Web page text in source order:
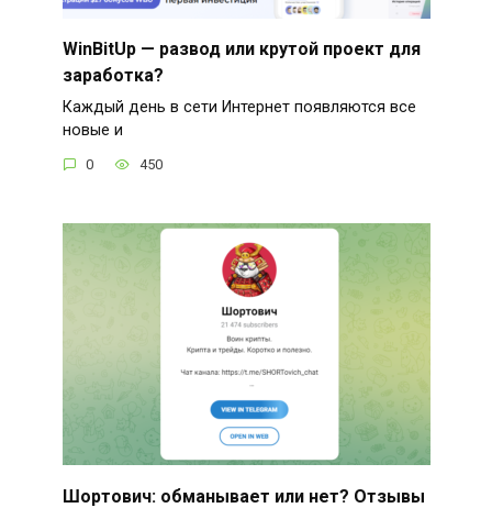
WinBitUp — развод или крутой проект для
заработка?
Каждый день в сети Интернет появляются все
новые и
0 450
Шортович: обманывает или нет? Отзывы